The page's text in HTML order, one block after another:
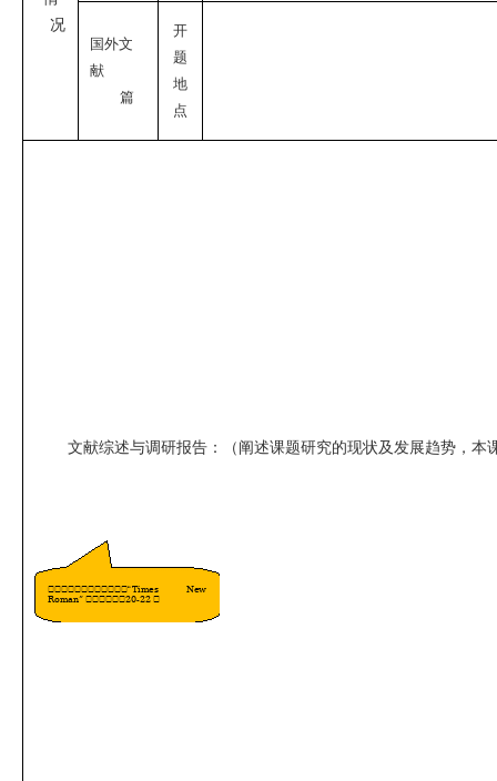
况
国外文
献
篇
开
题
地
点
文献综述与调研报告：（阐述课题研究的现状及发展趋势，本